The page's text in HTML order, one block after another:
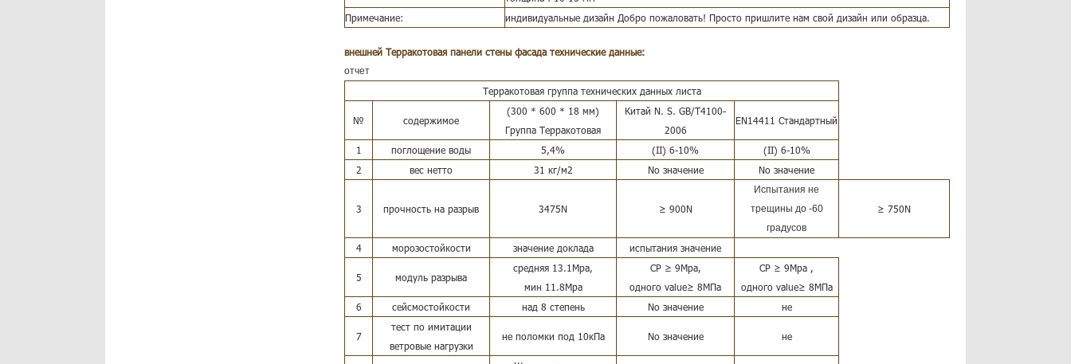
Примечание:
индивидуальные дизайн Добро пожаловать! Просто пришлите нам свой дизайн или образца.
внешней Терракотовая панели стены фасада технические данные:
отчет
Терракотовая группа технических данных листа
№ содержимое
(300 * 600 * 18 мм)
Группа Терракотовая
Китай N. S. GB/T4100-
2006
EN14411 Стандартный
1 поглощение воды 5,4% (II) 6-10%
(II) 6-10%
2
вес нетто 31 кг/м2 No значение No значение
3 прочность на разрыв 3475N ≥ 900N
Испытания не
трещины до -60
градусов
≥ 750N
4 морозостойкости значение доклада испытания значение
5 модуль разрыва
средняя 13.1Mpa,
мин 11.8Mpa
СР ≥ 9Mpa,
одного value≥ 8МПа
СР ≥ 9Mpa ,
одного value≥ 8МПа
6
сейсмостойкости над 8 степень No значение не
7
тест по имитации
ветровые нагрузки
не поломки под 10кПа No значение не